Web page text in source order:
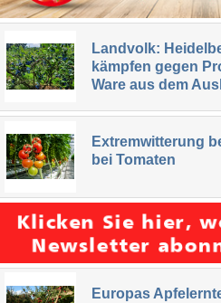
Landvolk:
kämpfen gegen
Ware aus dem
Extremwitterung
bei Tomaten
Europas